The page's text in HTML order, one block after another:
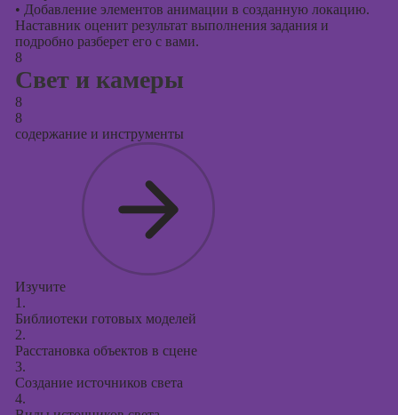
• Добавление элементов анимации в созданную локацию.
Наставник оценит результат выполнения задания и
подробно разберет его с вами.
8
Свет и камеры
8
8
содержание и инструменты
Изучите
1.
Библиотеки готовых моделей
2.
Расстановка объектов в сцене
3.
Создание источников света
4.